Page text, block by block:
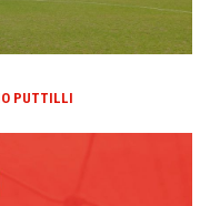
PUTTILLI